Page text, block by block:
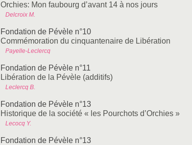
Orchies: Mon faubourg d’avant 14 à nos jours
Delcroix M.
Fondation de Pévèle n°10
Commémoration du cinquantenaire de Libération
Payelle-Leclercq
Fondation de Pévèle n°11
Libération de la Pévèle (additifs)
Leclercq B.
Fondation de Pévèle n°13
Historique de la société « les Pourchots d’Orchies »
Lecocq Y.
Fondation de Pévèle n°13